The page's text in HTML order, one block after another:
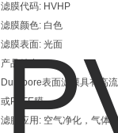
滤膜代码: HVHP
滤膜颜色: 白色
滤膜表面: 光面
产品特点：
Durapore表面滤膜具有高
或PTFE膜
滤膜应用: 空气净化，气体